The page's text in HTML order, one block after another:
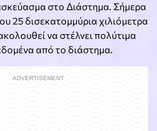
στο Διάστημα. Σήμερα
25 δισεκατομμύρια χιλιόμετρα
να στέλνει πολύτιμα
από το διάστημα.